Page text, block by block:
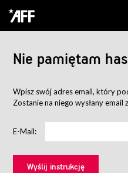
Nie pamiętam
Wpisz swój adres email, który
Zostanie na niego wysłany email
E-Mail: